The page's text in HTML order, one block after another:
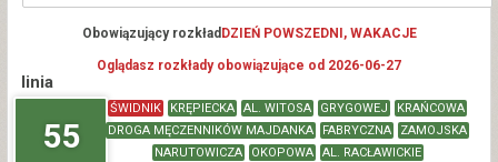
Obowiązujący rozkład DZIEŃ POWSZEDNI, WAKACJE
Oglądasz rozkłady obowiązujące od 2026-06-27
linia
55
ŚWIDNIK KRĘPIECKA AL. WITOSA GRYGOWEJ
KRAŃCOWA
DROGA MĘCZENNIKÓW MAJDANKA
FABRYCZNA
ZAMOJSKA
NARUTOWICZA
OKOPOWA
AL. RACŁAWICKIE